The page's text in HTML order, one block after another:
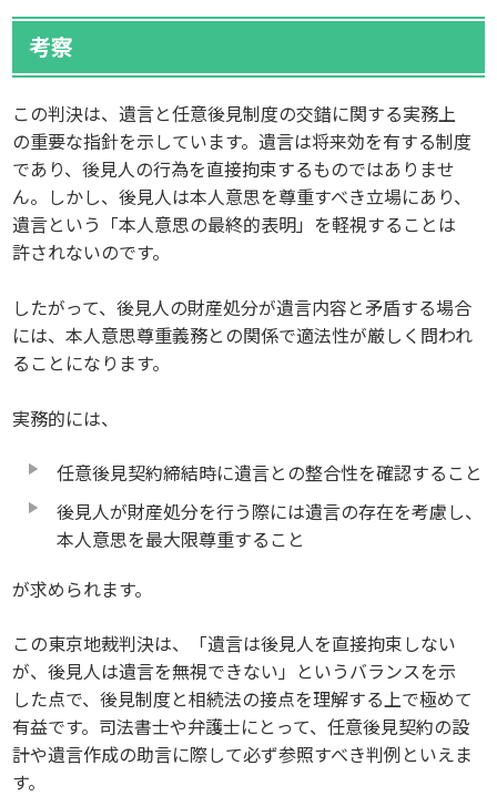
考察
この判決は、遺言と任意後見制度の交錯に関する実務上
の重要な指針を示しています。遺言は将来効を有する制度
であり、後見人の行為を直接拘束するものではありませ
ん。しかし、後見人は本人意思を尊重すべき立場にあり、
遺言という「本人意思の最終的表明」を軽視することは
許されないのです。
したがって、後見人の財産処分が遺言内容と矛盾する場合
には、本人意思尊重義務との関係で適法性が厳しく問われ
ることになります。
実務的には、
任意後見契約締結時に遺言との整合性を確認すること
後見人が財産処分を行う際には遺言の存在を考慮し、
本人意思を最大限尊重すること
が求められます。
この東京地裁判決は、「遺言は後見人を直接拘束しない
が、後見人は遺言を無視できない」というバランスを示
した点で、後見制度と相続法の接点を理解する上で極めて
有益です。司法書士や弁護士にとって、任意後見契約の設
計や遺言作成の助言に際して必ず参照すべき判例といえま
す。